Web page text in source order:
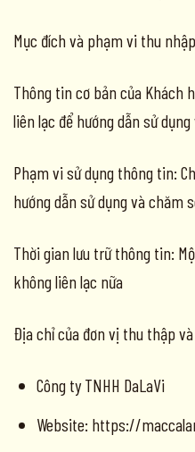
Mục đích và phạm vi thu
Thông tin cơ bản của Khách
liên lạc để hướng dẫn sử
Phạm vi sử dụng thông tin:
hướng dẫn sử dụng và chăm
Thời gian lưu trữ thông tin:
không liên lạc nữa
Địa chỉ của đơn vị thu thập
Công ty TNHH DaLaVi
Website: https://